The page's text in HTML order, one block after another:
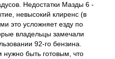
Недостатки Мазды 6 -
невысокий клиренс (в
это усложняет езду по
владельцы замечали
92-го бензина.
быть готовым, что